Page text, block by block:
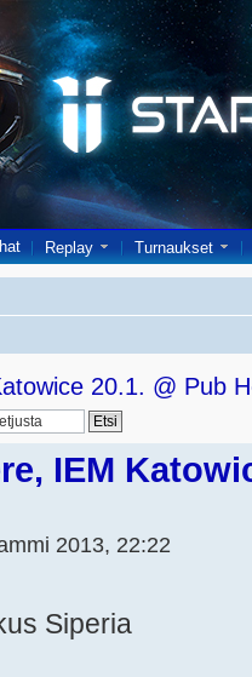
Replay Turnaukset
20.1. @ Pub
IEM
2013, 22:22
Siperia